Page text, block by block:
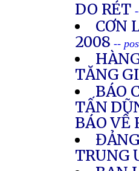
DO RÉT
CƠN
2008--
TĂNG
BÁO
TẤN
BÁO VỀ
TRUNG